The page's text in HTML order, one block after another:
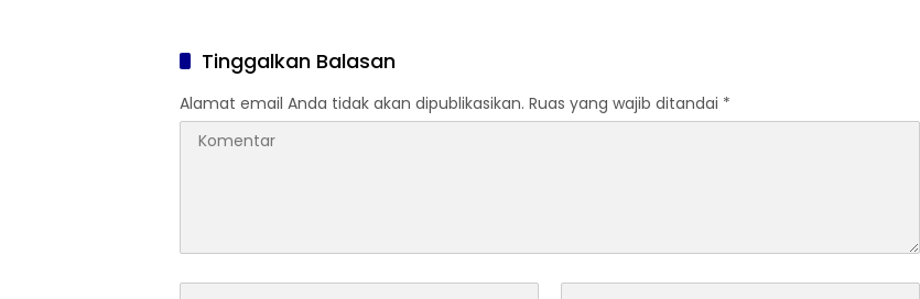
Tinggalkan Balasan
Alamat email Anda tidak akan dipublikasikan. Ruas yang wajib ditandai *